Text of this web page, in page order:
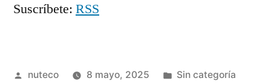
Suscríbete: RSS
Publicada
nuteco 8 mayo, 2025
Publicada
Sin categoría